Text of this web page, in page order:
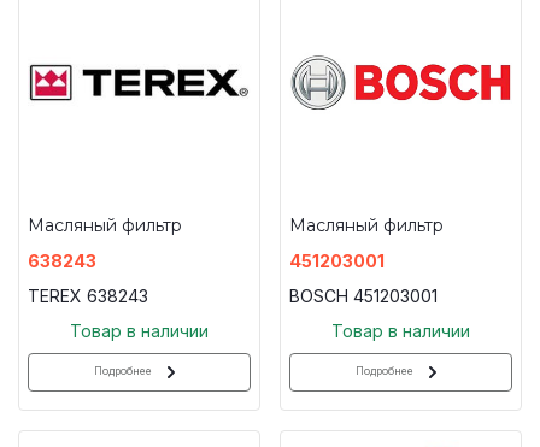
Масляный фильтр
638243
TEREX 638243
Товар в наличии
Подробнее
Масляный фильтр
451203001
BOSCH 451203001
Товар в наличии
Подробнее